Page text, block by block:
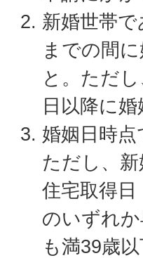
新婚世帯
までの間
と。ただ
日以降に
婚姻日時
ただし、
住宅取得
のいずれ
も満39歳